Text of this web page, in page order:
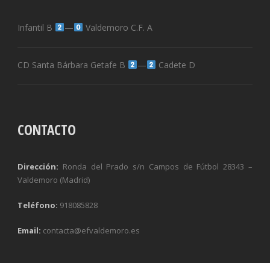
Infantil B — Valdemoro C.F. A
CD Santa Bárbara Getafe B — Cadete D
CONTACTO
Dirección: Ronda del Prado s/n Campos de Fútbol 28343 –
Valdemoro (Madrid)
Teléfono: 918085828
Email: contacta@efvaldemoro.es